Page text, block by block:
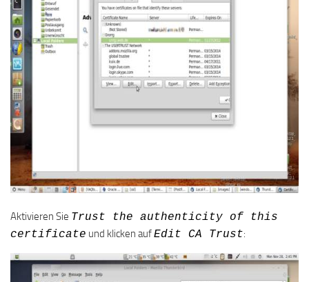
Aktivieren Sie Trust the authenticity of this
certificate und klicken aufEdit CA Trust: